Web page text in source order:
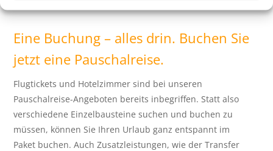
Eine Buchung – alles drin. Buchen Sie
jetzt eine Pauschalreise.
Flugtickets und Hotelzimmer sind bei unseren
Pauschalreise-Angeboten bereits inbegriffen. Statt also
verschiedene Einzelbausteine suchen und buchen zu
müssen, können Sie Ihren Urlaub ganz entspannt im
Paket buchen. Auch Zusatzleistungen, wie der Transfer